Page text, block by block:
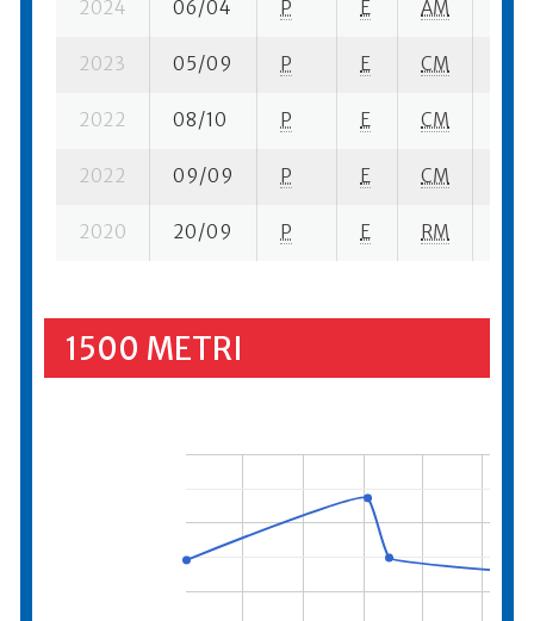
2024 06/04 P E AM
2023 05/09 P E CM
2022 08/10 P E CM
2022 09/09 P E CM
2020 20/09 P E RM
1500 METRI